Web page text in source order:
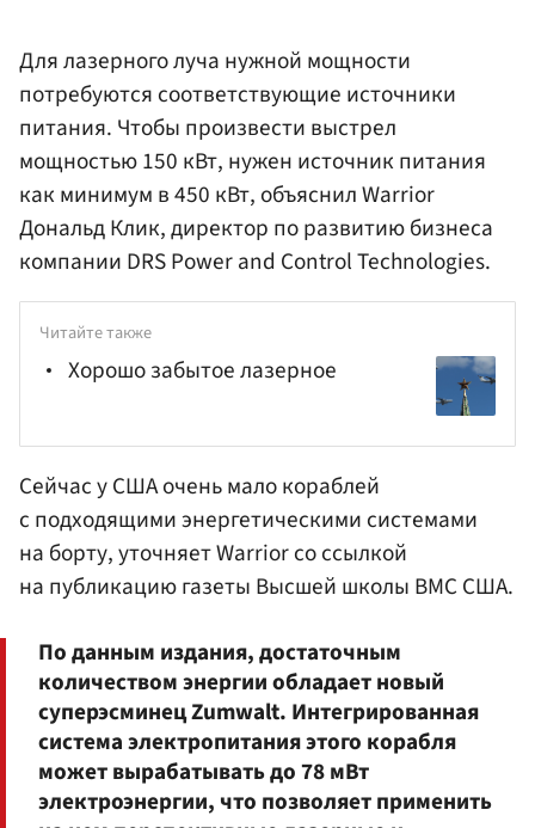
Для лазерного луча нужной мощности
потребуются соответствующие источники
питания. Чтобы произвести выстрел
мощностью 150 кВт, нужен источник питания
как минимум в 450 кВт, объяснил Warrior
Дональд Клик, директор по развитию бизнеса
компании DRS Power and Control Technologies.
Читайте также
Хорошо забытое лазерное
Сейчас у США очень мало кораблей
с подходящими энергетическими системами
на борту, уточняет Warrior со ссылкой
на публикацию газеты Высшей школы ВМС США.
По данным издания, достаточным
количеством энергии обладает новый
суперэсминец Zumwalt. Интегрированная
система электропитания этого корабля
может вырабатывать до 78 мВт
электроэнергии, что позволяет применить